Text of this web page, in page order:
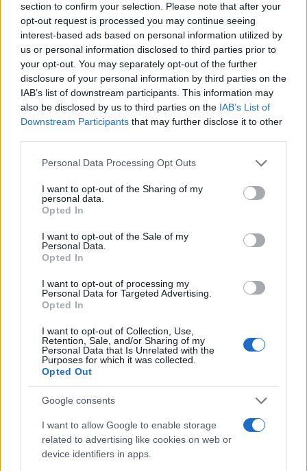
section to confirm your selection. Please note that after your
opt-out request is processed you may continue seeing
interest-based ads based on personal information utilized by
us or personal information disclosed to third parties prior to
your opt-out. You may separately opt-out of the further
disclosure of your personal information by third parties on the
IAB’s list of downstream participants. This information may
also be disclosed by us to third parties on the IAB’s List of
Downstream Participants that may further disclose it to other
Please note that this website/app uses one or more Google
not limited to your visit or usage behaviour. You may click to
grant or deny consent to Google and its third-party tags to
use your data for below specified purposes in below Google
consent section.
Personal Data Processing Opt Outs
I want to opt-out of the Sharing of my
personal data.
Opted In
I want to opt-out of the Sale of my
Personal Data.
Opted In
I want to opt-out of processing my
Personal Data for Targeted Advertising.
Opted In
I want to opt-out of Collection, Use,
Retention, Sale, and/or Sharing of my
Personal Data that Is Unrelated with the
Purposes for which it was collected.
Opted Out
Google consents
I want to allow Google to enable storage
related to advertising like cookies on web or
device identifiers in apps.
Διαβάστε περισσότερα
πριν 1 ώρα
Αγροτικής Ανάπτυξης:
Να αλλάξει το θεσμικό
πλαίσιο αποζημιώσεων
Ως βουλευτής του νομού,
διεκδικώ την άμεση
στήριξη των παραγωγών